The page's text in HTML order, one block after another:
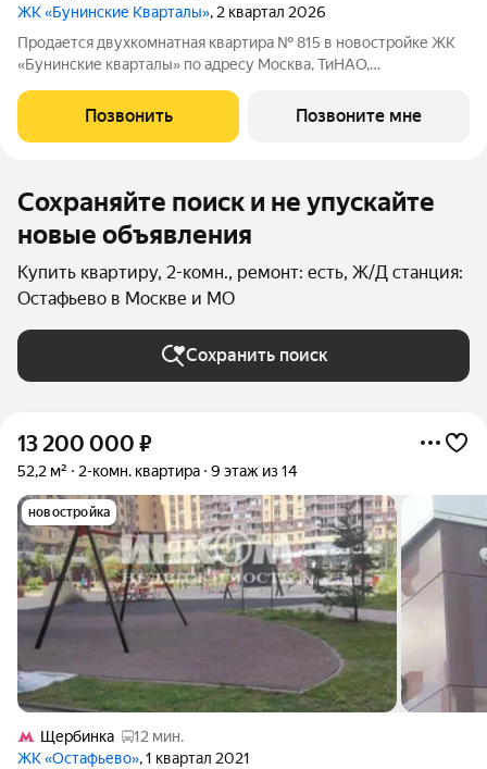
ЖК «Бунинские Кварталы», 2 квартал 2026
Продается двухкомнатная квартира № 815 в новостройке ЖК
«Бунинские кварталы» по адресу Москва, ТиНАО,
Бунинские Кварталы, 9.3, район Коммунарка, Новомосковский
административный округ, Москва. Общая
Позвонить Позвоните мне
Сохраняйте поиск и не упускайте
новые объявления
Купить квартиру, 2-комн., ремонт: есть, Ж/Д станция:
Остафьево в Москве и МО
Сохранить поиск
13 200 000 ₽
52,2 м² 2-комн. квартира 9 этаж из 14
новостройка
Щербинка
12 мин.
ЖК «Остафьево», 1 квартал 2021